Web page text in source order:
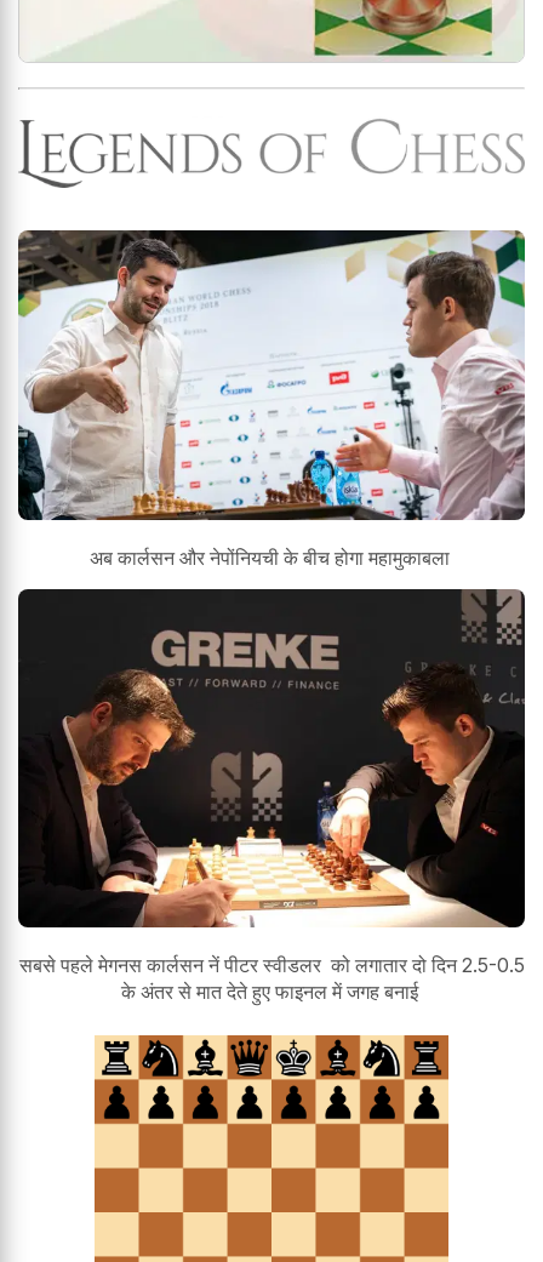
अब कार्लसन और नेपोंनियची के बीच होगा महामुकाबला
सबसे पहले मेगनस कार्लसन नें पीटर स्वीडलर को लगातार दो दिन 2.5-0.5
के अंतर से मात देते हुए फाइनल में जगह बनाई